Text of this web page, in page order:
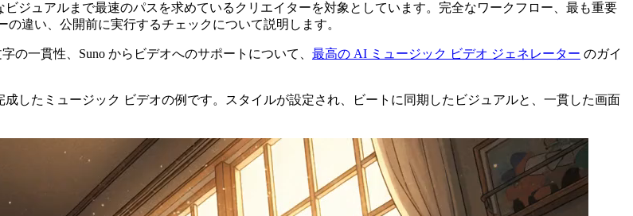
ジュアルまで最速のパスを求めているクリエイターを対象としています。完全なワークフロー、最も重要
違い、公開前に実行するチェックについて説明します。
の一貫性、Suno からビデオへのサポートについて、 最高の AI ミュージック ビデオ ジェネレーター のガイ
したミュージック ビデオの例です。スタイルが設定され、ビートに同期したビジュアルと、一貫した画面